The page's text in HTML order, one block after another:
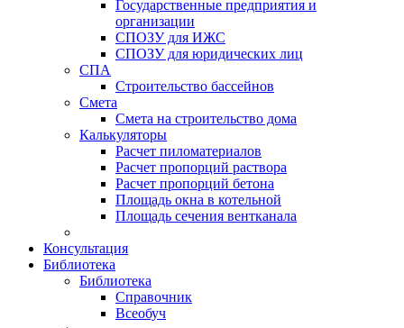
Государственные предприятия и
организации
СПОЗУ для ИЖС
СПОЗУ для юридических лиц
СПА
Строительство бассейнов
Смета
Смета на строительство дома
Калькуляторы
Расчет пиломатериалов
Расчет пропорций раствора
Расчет пропорций бетона
Площадь окна в котельной
Площадь сечения вентканала
Консультация
Библиотека
Библиотека
Справочник
Всеобуч